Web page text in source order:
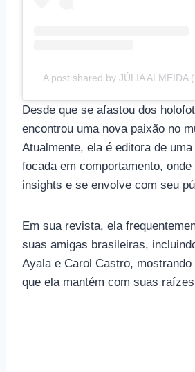
A post shared by JÚLIA ALMEIDA
Desde que se afastou dos
encontrou uma nova paixão no
Atualmente, ela é editora de
focada em comportamento,
insights e se envolve com seu
Em sua revista, ela
suas amigas brasileiras,
Ayala e Carol Castro,
que ela mantém com suas